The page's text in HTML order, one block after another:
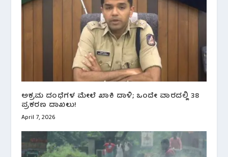
ಅಕ್ರಮ ದಂಧೆಗಳ ಮೇಲೆ ಖಾಕಿ ದಾಳಿ; ಒಂದೇ ವಾರದಲ್ಲಿ 38
ಪ್ರಕರಣ ದಾಖಲು!
April 7, 2026